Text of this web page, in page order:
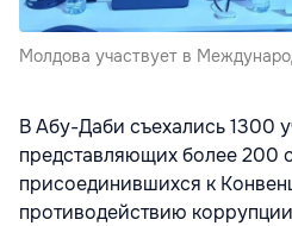
Молдова участвует в
В Абу-Даби съехались 1300
представляющих более 200
присоединившихся к
противодействию